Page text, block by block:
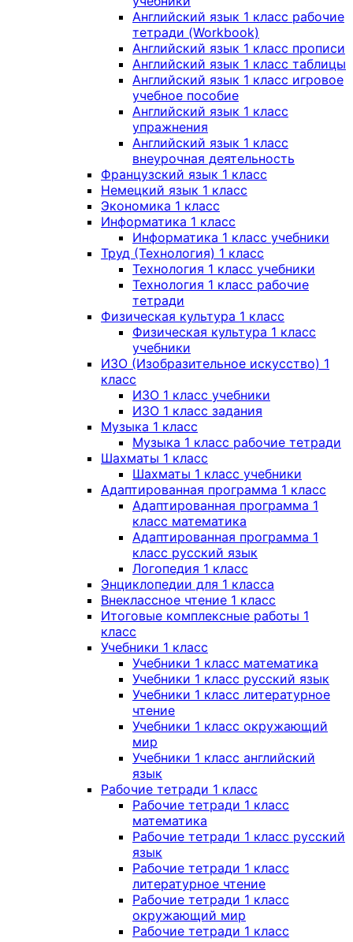
Английский язык 1 класс рабочие
тетради (Workbook)
Английский язык 1 класс прописи
Английский язык 1 класс таблицы
Английский язык 1 класс игровое
учебное пособие
Английский язык 1 класс
упражнения
Английский язык 1 класс
внеурочная деятельность
Французский язык 1 класс
Немецкий язык 1 класс
Экономика 1 класс
Информатика 1 класс
Информатика 1 класс учебники
Труд (Технология) 1 класс
Технология 1 класс учебники
Технология 1 класс рабочие
тетради
Физическая культура 1 класс
Физическая культура 1 класс
учебники
ИЗО (Изобразительное искусство) 1
класс
ИЗО 1 класс учебники
ИЗО 1 класс задания
Музыка 1 класс
Музыка 1 класс рабочие тетради
Шахматы 1 класс
Шахматы 1 класс учебники
Адаптированная программа 1 класс
Адаптированная программа 1
класс математика
Адаптированная программа 1
класс русский язык
Логопедия 1 класс
Энциклопедии для 1 класса
Внеклассное чтение 1 класс
Итоговые комплексные работы 1
класс
Учебники 1 класс
Учебники 1 класс математика
Учебники 1 класс русский язык
Учебники 1 класс литературное
чтение
Учебники 1 класс окружающий
мир
Учебники 1 класс английский
язык
Рабочие тетради 1 класс
Рабочие тетради 1 класс
математика
Рабочие тетради 1 класс русский
язык
Рабочие тетради 1 класс
литературное чтение
Рабочие тетради 1 класс
окружающий мир
Рабочие тетради 1 класс